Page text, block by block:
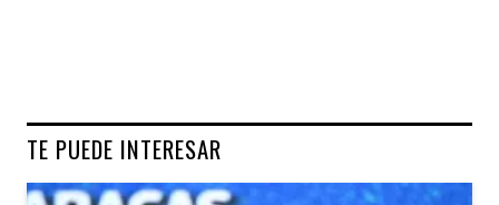
TE PUEDE INTERESAR